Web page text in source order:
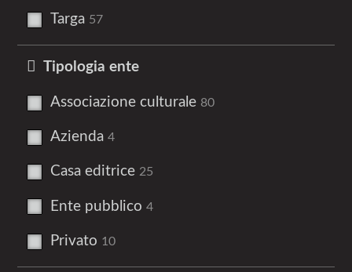
Targa 57
Tipologia ente
Associazione culturale 80
Azienda4
Casa editrice 25
Ente pubblico4
Privato 10